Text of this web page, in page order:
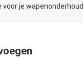
voor je wapenonderhoud.